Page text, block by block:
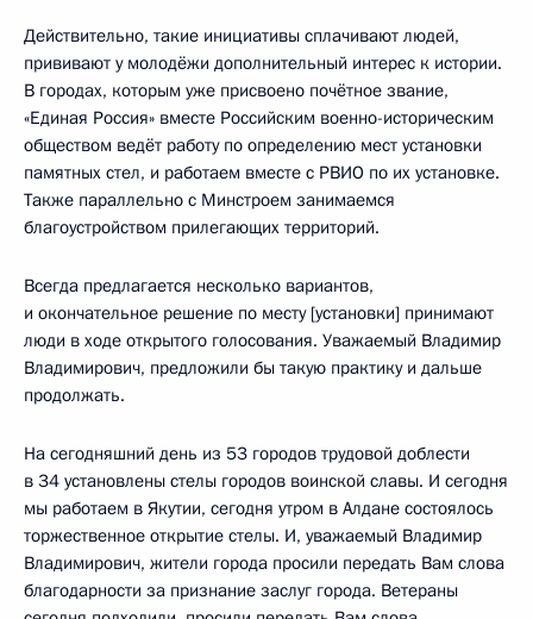
Действительно, такие инициативы сплачивают людей,
прививают у молодёжи дополнительный интерес к истории.
В городах, которым уже присвоено почётное звание,
«Единая Россия» вместе Российским военно-историческим
обществом ведёт работу по определению мест установки
памятных стел, и работаем вместе с РВИО по их установке.
Также параллельно с Минстроем занимаемся
благоустройством прилегающих территорий.
Всегда предлагается несколько вариантов,
и окончательное решение по месту [установки] принимают
люди в ходе открытого голосования. Уважаемый Владимир
Владимирович, предложили бы такую практику и дальше
продолжать.
На сегодняшний день из 53 городов трудовой доблести
в 34 установлены стелы городов воинской славы. И сегодня
мы работаем в Якутии, сегодня утром в Алдане состоялось
торжественное открытие стелы. И, уважаемый Владимир
Владимирович, жители города просили передать Вам слова
благодарности за признание заслуг города. Ветераны